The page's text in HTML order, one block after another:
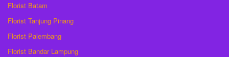
Florist Batam
Florist Tanjung Pinang
Florist Palembang
Florist Bandar Lampung